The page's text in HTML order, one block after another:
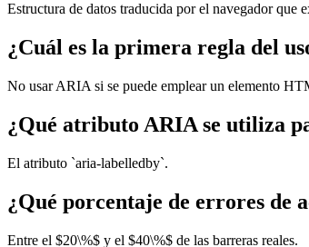
Estructura de datos traducida por el navegador que
¿Cuál es la primera regla del
No usar ARIA si se puede emplear un elemento
¿Qué atributo ARIA se utiliza
El atributo `aria-labelledby`.
¿Qué porcentaje de errores de
Entre el $20\%$ y el $40\%$ de las barreras reales.